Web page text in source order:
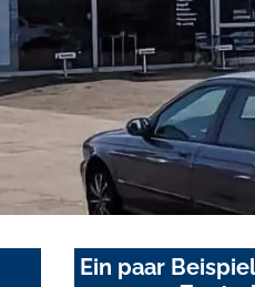
Ein paar